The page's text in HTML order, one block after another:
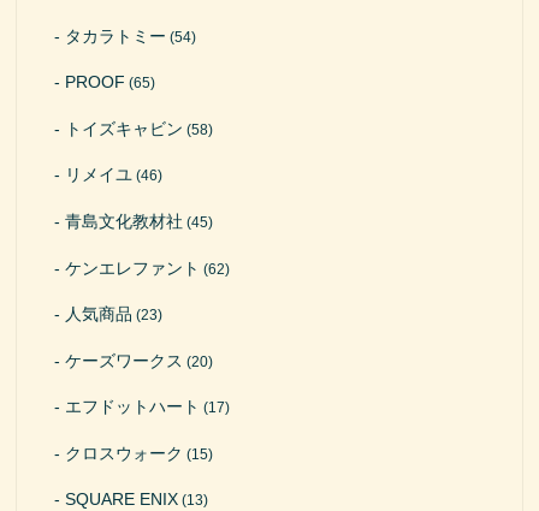
タカラトミー (54)
PROOF (65)
トイズキャビン (58)
リメイユ (46)
青島文化教材社 (45)
ケンエレファント (62)
人気商品 (23)
ケーズワークス (20)
エフドットハート (17)
クロスウォーク (15)
SQUARE ENIX (13)